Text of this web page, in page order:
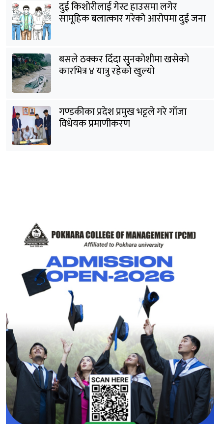
दुई किशोरीलाई गेस्ट हाउसमा लगेर
सामूहिक बलात्कार गरेको आरोपमा दुई जना
बसले ठक्कर दिँदा सुनकोशीमा खसेकाे
कारभित्र ४ यात्रु रहेको खुल्यो
गण्डकीका प्रदेश प्रमुख भट्टले गरे गाँजा
विधेयक प्रमाणीकरण